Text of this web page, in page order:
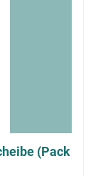
(Pack